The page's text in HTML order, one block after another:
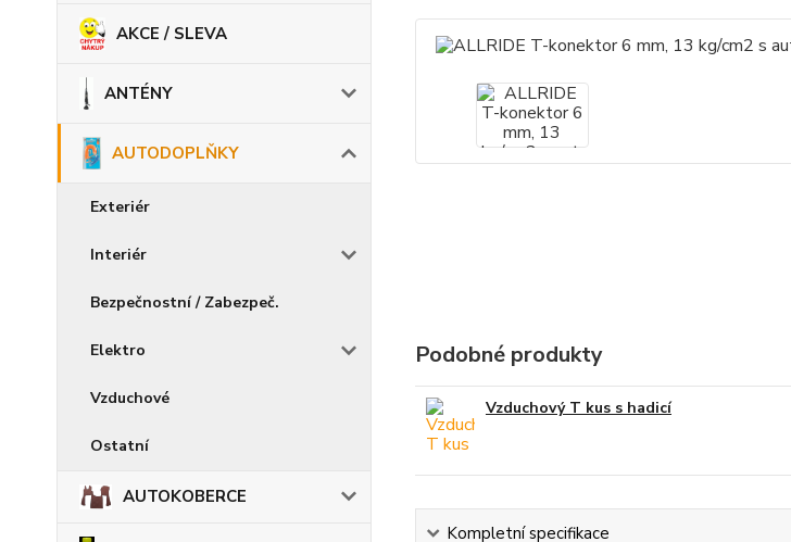
AKCE / SLEVA
ANTÉNY
AUTODOPLŇKY
Exteriér
Interiér
Bezpečnostní / Zabezpeč.
Elektro
Vzduchové
Ostatní
AUTOKOBERCE
Podobné produkty
Vzduchový T kus s hadicí
Kompletní specifikace